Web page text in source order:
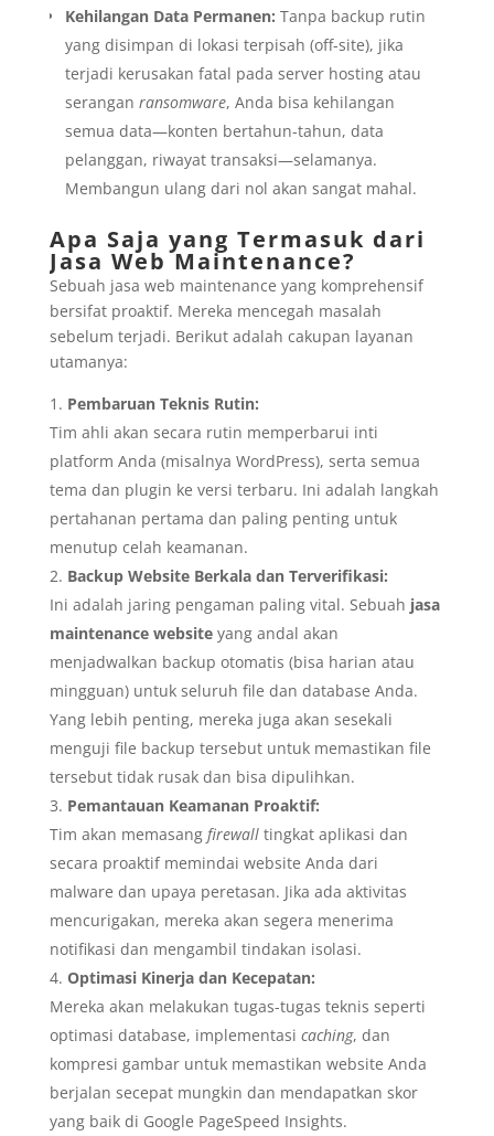
Kehilangan Data Permanen: Tanpa backup rutin
yang disimpan di lokasi terpisah (off-site), jika
terjadi kerusakan fatal pada server hosting atau
serangan ransomware, Anda bisa kehilangan
semua data—konten bertahun-tahun, data
pelanggan, riwayat transaksi—selamanya.
Membangun ulang dari nol akan sangat mahal.
Apa Saja yang Termasuk dari
Jasa Web Maintenance?
Sebuah jasa web maintenance yang komprehensif
bersifat proaktif. Mereka mencegah masalah
sebelum terjadi. Berikut adalah cakupan layanan
utamanya:
Pembaruan Teknis Rutin:
Tim ahli akan secara rutin memperbarui inti
platform Anda (misalnya WordPress), serta semua
tema dan plugin ke versi terbaru. Ini adalah langkah
pertahanan pertama dan paling penting untuk
menutup celah keamanan.
Backup Website Berkala dan Terverifikasi:
Ini adalah jaring pengaman paling vital. Sebuah jasa
maintenance websiteyang andal akan
menjadwalkan backup otomatis (bisa harian atau
mingguan) untuk seluruh file dan database Anda.
Yang lebih penting, mereka juga akan sesekali
menguji file backup tersebut untuk memastikan file
tersebut tidak rusak dan bisa dipulihkan.
Pemantauan Keamanan Proaktif:
Tim akan memasang firewalltingkat aplikasi dan
secara proaktif memindai website Anda dari
malware dan upaya peretasan. Jika ada aktivitas
mencurigakan, mereka akan segera menerima
notifikasi dan mengambil tindakan isolasi.
Optimasi Kinerja dan Kecepatan:
Mereka akan melakukan tugas-tugas teknis seperti
optimasi database, implementasi caching, dan
kompresi gambar untuk memastikan website Anda
berjalan secepat mungkin dan mendapatkan skor
yang baik di Google PageSpeed Insights.